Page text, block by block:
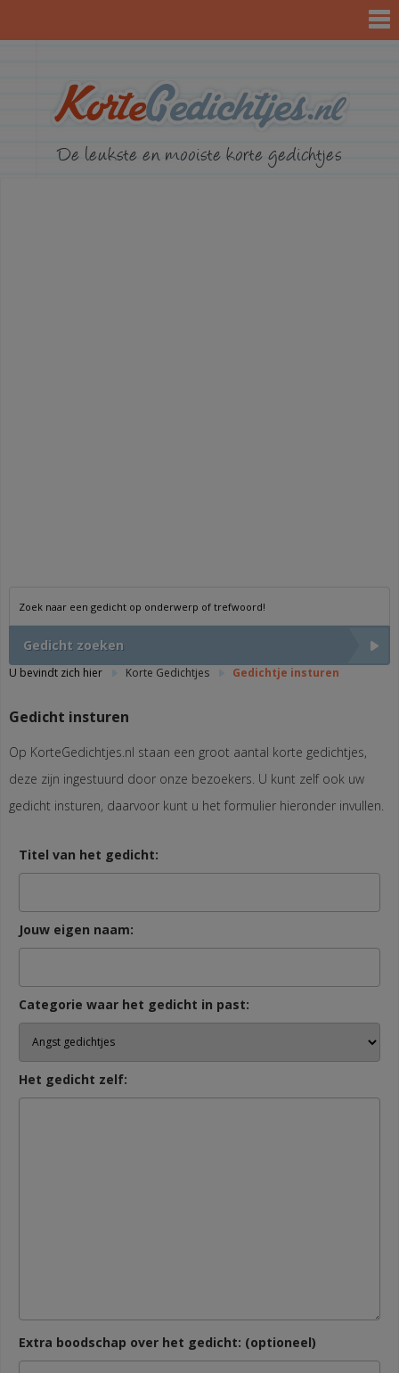
De leukste en mooiste korte gedichtjes
Gedicht zoeken
U bevindt zich hier Korte Gedichtjes Gedichtje insturen
Gedicht insturen
Op KorteGedichtjes.nl staan een groot aantal korte gedichtjes,
deze zijn ingestuurd door onze bezoekers. U kunt zelf ook uw
gedicht insturen, daarvoor kunt u het formulier hieronder invullen.
Titel van het gedicht:
Jouw eigen naam:
Categorie waar het gedicht in past:
Het gedicht zelf:
Extra boodschap over het gedicht: (optioneel)